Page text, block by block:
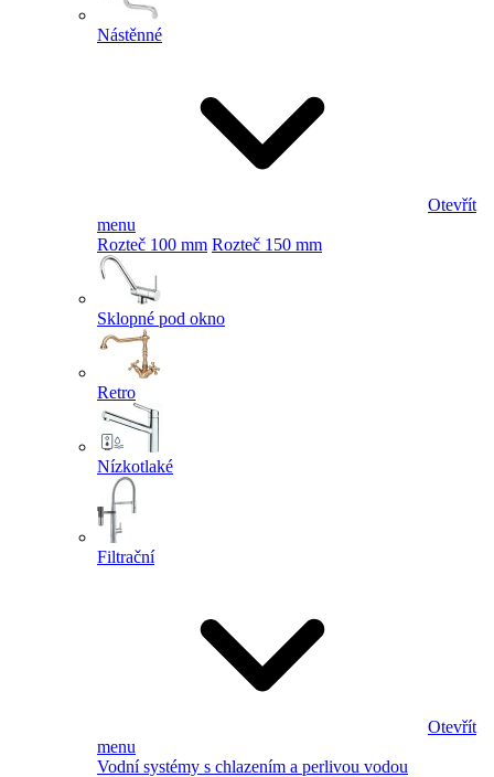
Nástěnné
Otevřít
menu
Rozteč 100 mm Rozteč 150 mm
Sklopné pod okno
Retro
Nízkotlaké
Filtrační
Otevřít
menu
Vodní systémy s chlazením a perlivou vodou